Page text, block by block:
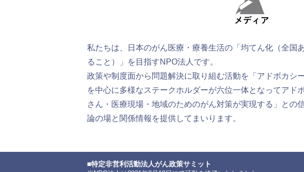
私たちは、日本のがん医療・療養生活の「均てん化（全国
ること）」を目指すNPO法人です。
政策や制度面から問題解決に取り組む活動を「アドボカシ
を中心に多様なステークホルダーが六位一体となってアド
さん・医療現場・地域のためのがん対策が実現する」との
論の場と関係情報を提供してまいります。
特定非営利活動法人がん政策サミット